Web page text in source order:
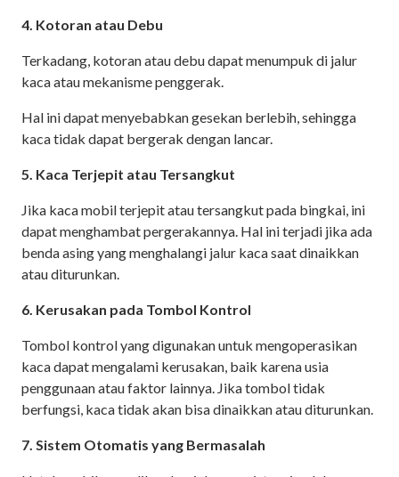
4. Kotoran atau Debu
Terkadang, kotoran atau debu dapat menumpuk di jalur
kaca atau mekanisme penggerak.
Hal ini dapat menyebabkan gesekan berlebih, sehingga
kaca tidak dapat bergerak dengan lancar.
5. Kaca Terjepit atau Tersangkut
Jika kaca mobil terjepit atau tersangkut pada bingkai, ini
dapat menghambat pergerakannya. Hal ini terjadi jika ada
benda asing yang menghalangi jalur kaca saat dinaikkan
atau diturunkan.
6. Kerusakan pada Tombol Kontrol
Tombol kontrol yang digunakan untuk mengoperasikan
kaca dapat mengalami kerusakan, baik karena usia
penggunaan atau faktor lainnya. Jika tombol tidak
berfungsi, kaca tidak akan bisa dinaikkan atau diturunkan.
7. Sistem Otomatis yang Bermasalah